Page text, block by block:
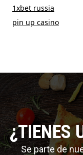
1xbet russia
pin up casino
¿TIENES
Se parte de